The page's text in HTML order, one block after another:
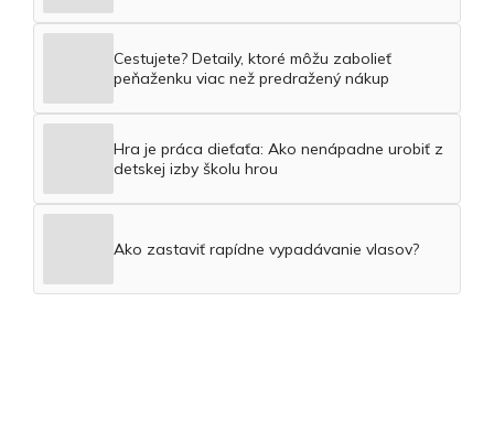
Cestujete? Detaily, ktoré môžu zabolieť
peňaženku viac než predražený nákup
Hra je práca dieťaťa: Ako nenápadne urobiť z
detskej izby školu hrou
Ako zastaviť rapídne vypadávanie vlasov?